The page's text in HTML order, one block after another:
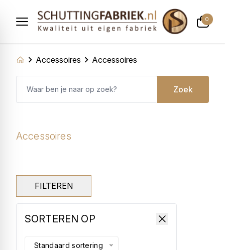
0
Accessoires Accessoires
Zoek
Accessoires
SORTEREN OP
Standaard sortering
FILTEREN